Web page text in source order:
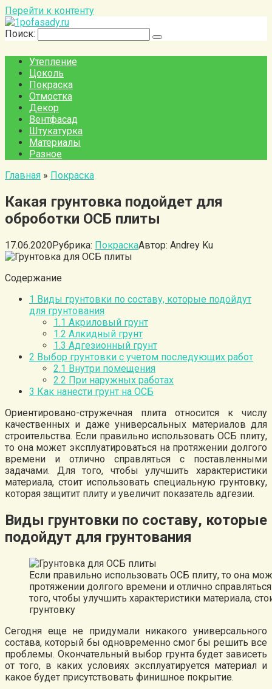
Перейти к контенту
Поиск:
Утепление
Цоколь
Покраска
Отмостка
Декор
Вентфасад
Штукатурка
Материалы
Разное
Главная » Покраска
Какая грунтовка подойдет для
оброботки ОСБ плиты
17.06.2020Рубрика: ПокраскаАвтор: Andrey Ku
Содержание
1 Виды грунтовки по составу, которые подойдут
для грунтования
1.1 Акриловый грунт
1.2 Алкидный грунт
1.3 Адгезионный грунт
2 Выбор грунтовки с учетом последующих работ
2.1 Внутри помещения
2.2 При наружных работах
3 Как нанести грунт на ОСБ
Ориентировано-стружечная плита относится к числу
качественных и даже универсальных материалов для
строительства. Если правильно использовать ОСБ плиту,
то она может эксплуатироваться на протяжении долгого
времени и отлично справляться с поставленными
задачами. Для того, чтобы улучшить характеристики
материала, стоит использовать специальную грунтовку,
которая защитит плиту и увеличит показатель адгезии.
Виды грунтовки по составу, которые
подойдут для грунтования
Если правильно использовать ОСБ плиту, то она
протяжении долгого времени и отлично
того, чтобы улучшить характеристики материала,
грунтовку
Сегодня еще не придумали никакого универсального
состава, который бы одновременно смог бы решить все
проблемы. Окончательный выбор грунта будет зависеть
от того, в каких условиях эксплуатируется материал и
какое будет присутствовать финишное покрытие.